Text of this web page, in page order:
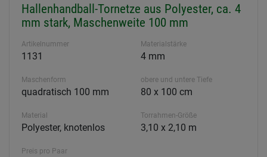
Hallenhandball-Tornetze aus Polyester, ca. 4
mm stark, Maschenweite 100 mm
Artikelnummer
1131
Materialstärke
4 mm
Maschenform
quadratisch 100 mm
obere und untere Tiefe
80 x 100 cm
Material
Polyester, knotenlos
Torrahmen-Größe
3,10 x 2,10 m
Preis pro Paar